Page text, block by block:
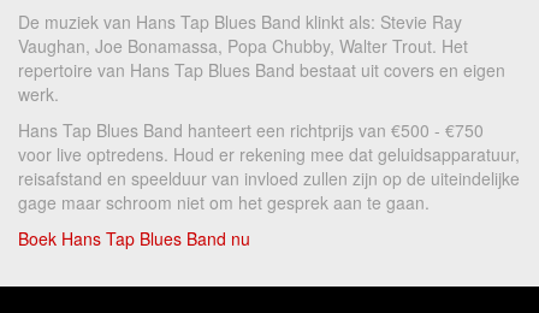
De muziek van Hans Tap Blues Band klinkt als: Stevie Ray
Vaughan, Joe Bonamassa, Popa Chubby, Walter Trout. Het
repertoire van Hans Tap Blues Band bestaat uit covers en eigen
werk.
Hans Tap Blues Band hanteert een richtprijs van €500 - €750
voor live optredens. Houd er rekening mee dat geluidsapparatuur,
reisafstand en speelduur van invloed zullen zijn op de uiteindelijke
gage maar schroom niet om het gesprek aan te gaan.
Boek Hans Tap Blues Band nu